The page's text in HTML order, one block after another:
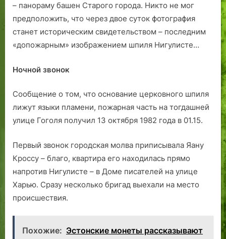
– панораму башен Старого города. Никто не мог
предположить, что через двое суток фотография
станет историческим свидетельством – последним
«допожарным» изображением шпиля Нигулисте…
Ночной звонок
Сообщение о том, что основание церковного шпиля
лижут языки пламени, пожарная часть на тогдашней
улице Гоголя получил 13 октября 1982 года в 01.15.
Первый звонок городская молва приписывала Яану
Кроссу – благо, квартира его находилась прямо
напротив Нигулисте – в Доме писателей на улице
Харью. Сразу несколько бригад выехали на место
происшествия.
Похожие: Эстонские монеты рассказывают